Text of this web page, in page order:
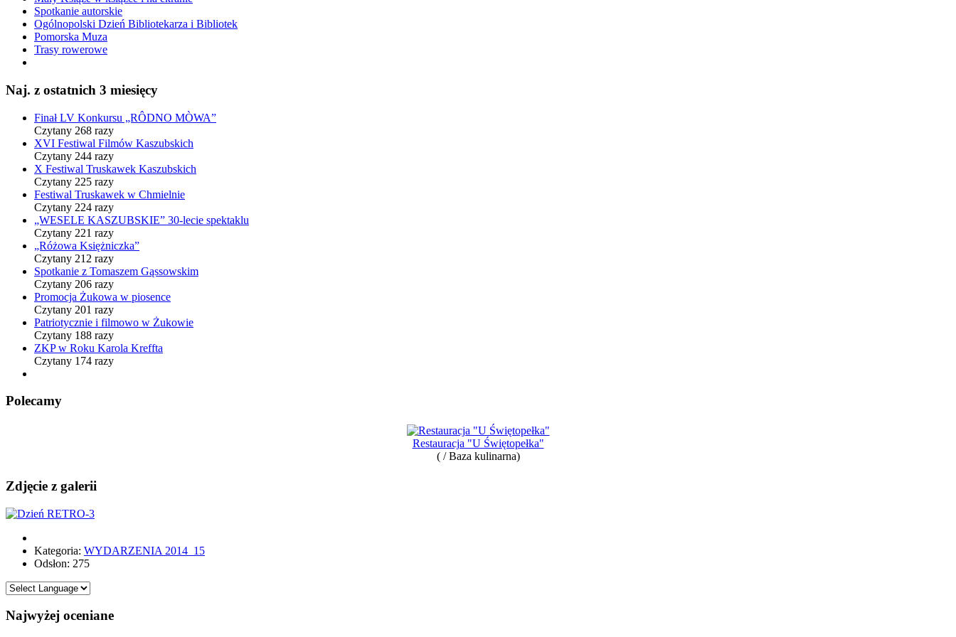
Spotkanie autorskie
Ogólnopolski Dzień Bibliotekarza i Bibliotek
Pomorska Muza
Trasy rowerowe
Naj. z ostatnich 3 miesięcy
Finał LV Konkursu „RÔDNO MÒWA”
Czytany 268 razy
XVI Festiwal Filmów Kaszubskich
Czytany 244 razy
X Festiwal Truskawek Kaszubskich
Czytany 225 razy
Festiwal Truskawek w Chmielnie
Czytany 224 razy
„WESELE KASZUBSKIE” 30-lecie spektaklu
Czytany 221 razy
„Różowa Księżniczka”
Czytany 212 razy
Spotkanie z Tomaszem Gąssowskim
Czytany 206 razy
Promocja Żukowa w piosence
Czytany 201 razy
Patriotycznie i filmowo w Żukowie
Czytany 188 razy
ZKP w Roku Karola Kreffta
Czytany 174 razy
Polecamy
Restauracja "U Świętopełka"
( / Baza kulinarna)
Zdjęcie z galerii
Kategoria: WYDARZENIA 2014_15
Odsłon: 275
Najwyżej oceniane